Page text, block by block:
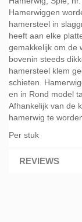
Hamerwiggen
hamersteel in
heeft aan elke
gemakkelijk om de
bovenin steeds
hamersteel klem
schieten.
en in Rond model
Afhankelijk van de
hamerwig te
Per stuk
REVIEWS